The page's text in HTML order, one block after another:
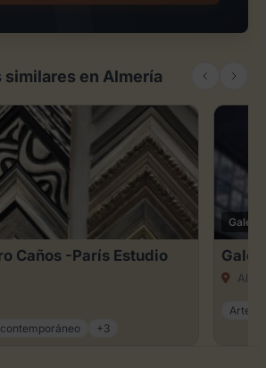
en Almería
Caños -París Estudio
+3
Galería
Arte